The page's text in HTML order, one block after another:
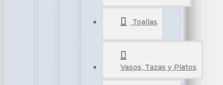
Toallas
Vasos, Tazas y Platos